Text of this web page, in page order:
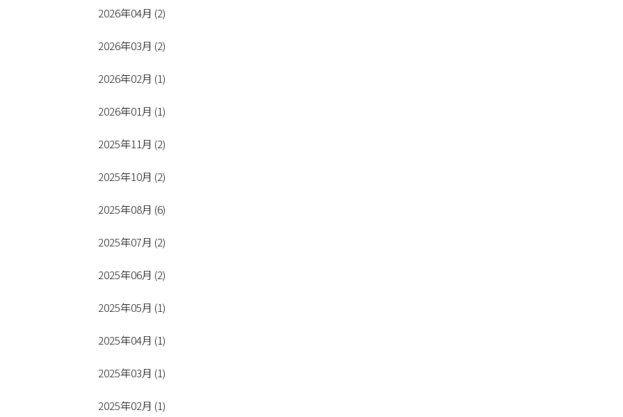
2026年04月 (2)
2026年03月 (2)
2026年02月 (1)
2026年01月 (1)
2025年11月 (2)
2025年10月 (2)
2025年08月 (6)
2025年07月 (2)
2025年06月 (2)
2025年05月 (1)
2025年04月 (1)
2025年03月 (1)
2025年02月 (1)